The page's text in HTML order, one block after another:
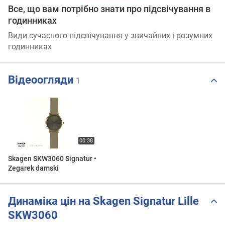
Все, що вам потрібно знати про підсвічування в
годинниках
Види сучасного підсвічування у звичайних і розумних
годинниках
Відеоогляди 1
Skagen SKW3060 Signatur •
Zegarek damski
Динаміка цін на Skagen Signatur Lille
SKW3060